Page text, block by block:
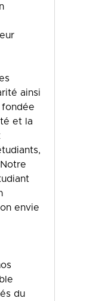
ainsi
et la
envie
du